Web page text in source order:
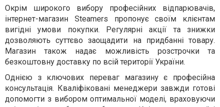
Окрім широкого вибору професійних відпарювачів,
інтернет-магазин Steamers пропонує своїм клієнтам
вигідні умови покупки. Регулярні акції та знижки
дозволяють суттєво заощадити на придбанні товару.
Магазин також надає можливість розстрочки та
безкоштовну доставку по всій території України.
Однією з ключових переваг магазину є професійна
консультація. Кваліфіковані менеджери завжди готові
допомогти з вибором оптимальної моделі, враховуючи